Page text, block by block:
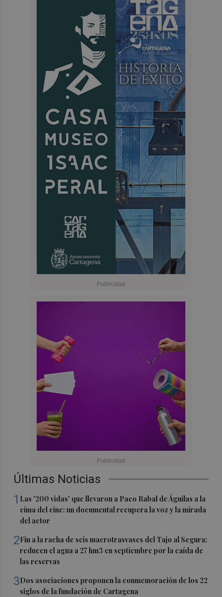
Últimas Noticias
1 Las '200 vidas' que llevaron a Paco Rabal de Águilas a la
cima del cine: un documental recupera la voz y la mirada
del actor
2Fin a la racha de seis macrotrasvases del Tajo al Segura:
reducen el agua a 27 hm3 en septiembre por la caída de
las reservas
3Dos asociaciones proponen la conmemoración de los 22
siglos de la fundación de Cartagena